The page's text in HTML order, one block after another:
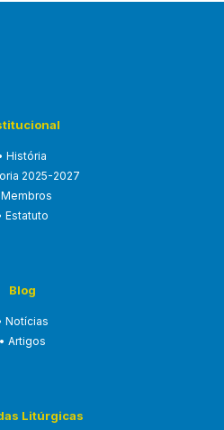
História
2025-2027
Membros
Estatuto
Blog
Notícias
• Artigos
Litúrgicas